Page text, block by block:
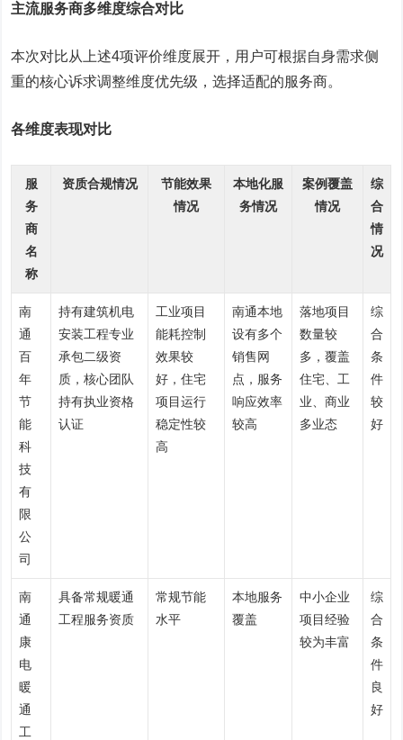
主流服务商多维度综合对比
本次对比从上述4项评价维度展开，用户可根据自身需求侧
重的核心诉求调整维度优先级，选择适配的服务商。
各维度表现对比
服
务
商
名
称
资质合规情况
节能效果
情况
本地化服
务情况
案例覆盖
情况
综
合
情
况
南
通
百
年
节
能
科
技
有
限
公
司
持有建筑机电
安装工程专业
承包二级资
质，核心团队
持有执业资格
认证
工业项目
能耗控制
效果较
好，住宅
项目运行
稳定性较
高
南通本地
设有多个
销售网
点，服务
响应效率
较高
落地项目
数量较
多，覆盖
住宅、工
业、商业
多业态
综
合
条
件
较
好
南
通
康
电
暖
通
工
具备常规暖通
工程服务资质
常规节能
水平
本地服务
覆盖
中小企业
项目经验
较为丰富
综
合
条
件
良
好